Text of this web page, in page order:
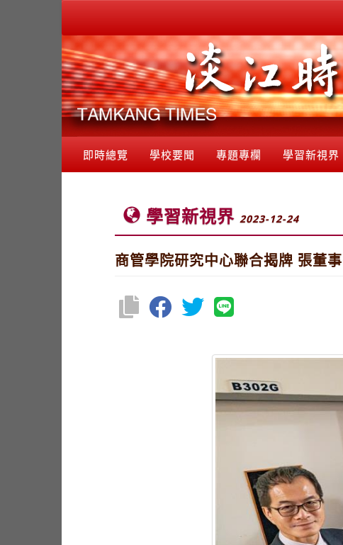
即時總覽 學校要聞 專題專欄 學習新視界
學習新視界 2023-12-24
商管學院研究中心聯合揭牌 張董